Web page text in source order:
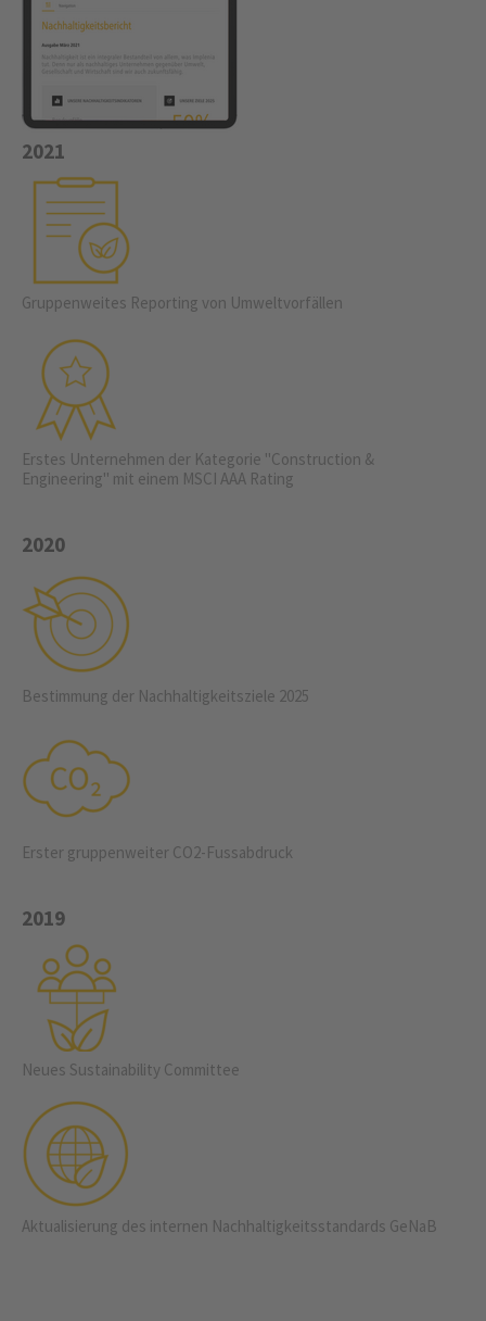
2021
Gruppenweites Reporting von Umweltvorfällen
Erstes Unternehmen der Kategorie "Construction &
Engineering" mit einem MSCI AAA Rating
2020
Bestimmung der Nachhaltigkeitsziele 2025
Erster gruppenweiter CO2-Fussabdruck
2019
Neues Sustainability Committee
Aktualisierung des internen Nachhaltigkeitsstandards GeNaB